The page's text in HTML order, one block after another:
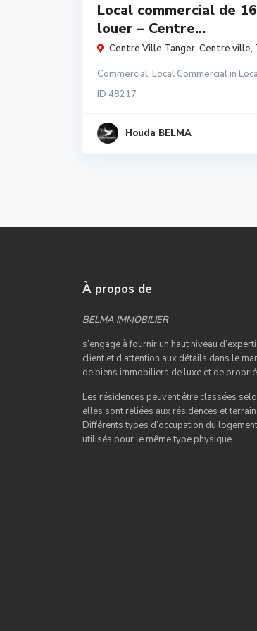
Local commercial de
louer – Centre...
Centre Ville Tanger, Centre ville,
Commercial, Local Commercialin
ID 48217
Houda BELMA
À propos de
BELMA IMMOBILIER
s’engage à fournir un haut niveau
client et d’attention aux détails dans le
de biens immobiliers de luxe et de
Les résidences peuvent être classées
elles sont reliées aux résidences et
Différents types d’occupation du
utilisés pour le même type physique.